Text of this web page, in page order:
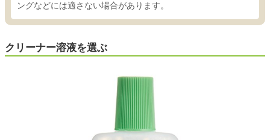
ングなどには適さない場合があります。
クリーナー溶液を選ぶ